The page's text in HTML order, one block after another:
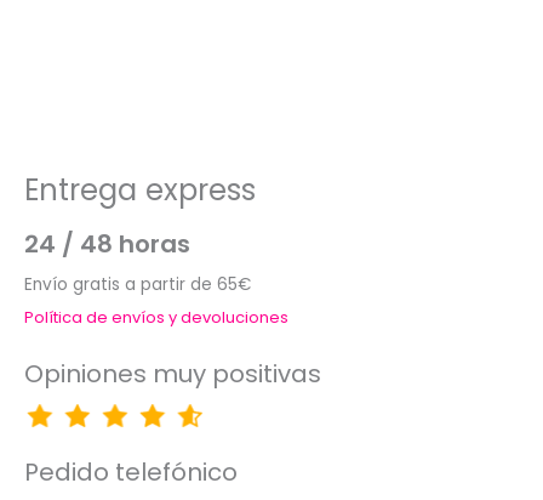
Entrega express
24 / 48 horas
Envío gratis a partir de 65€
Política de envíos y devoluciones
Opiniones muy positivas
Pedido telefónico